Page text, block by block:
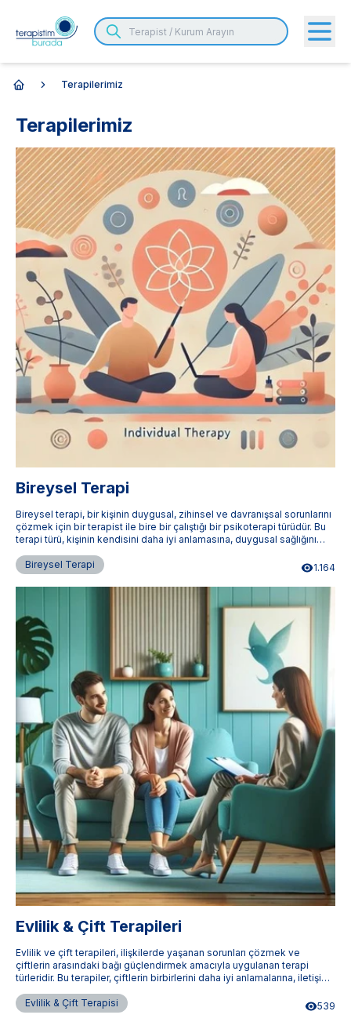
Terapilerimiz
Terapilerimiz
Bireysel Terapi
Bireysel terapi, bir kişinin duygusal, zihinsel ve davranışsal sorunlarını
çözmek için bir terapist ile bire bir çalıştığı bir psikoterapi türüdür. Bu
terapi türü, kişinin kendisini daha iyi anlamasına, duygusal sağlığını
Terapistimburada.com, Türkiye'nin dört bir yanındaki uzman bireysel
terapistlere ulaşmanızı sağlar.
Bireysel Terapi 1.164
Evlilik & Çift Terapileri
Evlilik ve çift terapileri, ilişkilerde yaşanan sorunları çözmek ve
çiftlerin arasındaki bağı güçlendirmek amacıyla uygulanan terapi
türleridir. Bu terapiler, çiftlerin birbirlerini daha iyi anlamalarına, iletişim
getirmelerine yardımcı olur. Terapistimburada.com, Türkiye'nin dört
bir yanındaki uzman evlilik ve çift terapistlerine ulaşmanızı sağlar.
Evlilik & Çift Terapisi 539